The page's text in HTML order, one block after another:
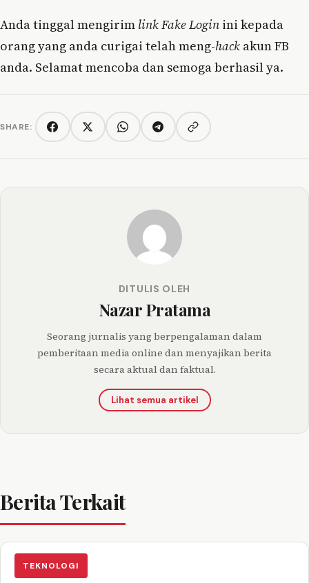
Anda tinggal mengirim link Fake Login ini kepada
orang yang anda curigai telah meng-hack akun FB
anda. Selamat mencoba dan semoga berhasil ya.
SHARE: FacebookTwitter/XWhatsAppTelegramCopy link
DITULIS OLEH
Nazar Pratama
Seorang jurnalis yang berpengalaman dalam
pemberitaan media online dan menyajikan berita
secara aktual dan faktual.
Lihat semua artikel
Berita Terkait
TEKNOLOGI